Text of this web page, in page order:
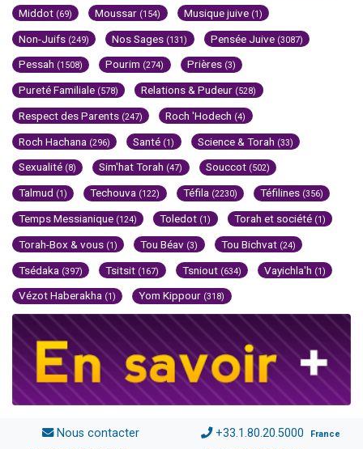
Middot (69) Moussar (154) Musique juive (1)
Non-Juifs (249) Nos Sages (131) Pensée Juive (3087)
Pessah (1508) Pourim (274) Prières (3)
Pureté Familiale (578) Relations & Pudeur (528)
Respect des Parents (247) Roch 'Hodech (4)
Roch Hachana (296) Santé (1) Science & Torah (33)
Sexualité (8) Sim'hat Torah (47) Souccot (502)
Talmud (1) Techouva (122) Téfila (2230) Téfilines (356)
Temps Messianique (124) Toledot (1) Torah et société (1)
Torah-Box & vous (1) Tou Béav (3) Tou Bichvat (24)
Tsédaka (397) Tsitsit (167) Tsniout (634) Vayichla'h (1)
Vézot Haberakha (1) Yom Kippour (318)
Nous contacter +33.1.80.20.5000 France